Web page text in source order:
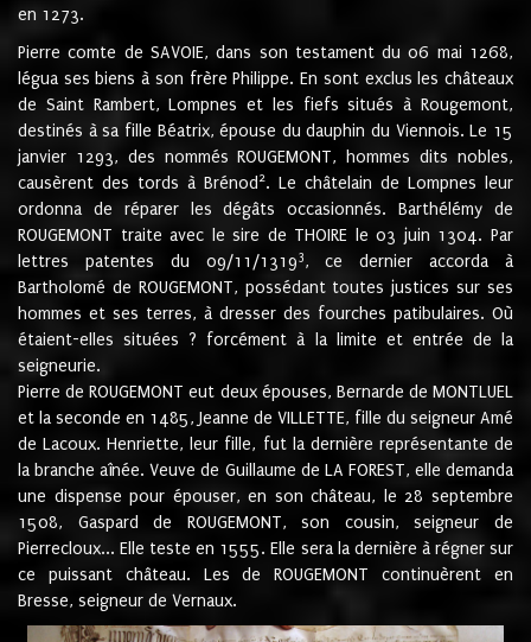
en 1273.
Pierre comte de SAVOIE, dans son testament du 06 mai 1268,
légua ses biens à son frère Philippe. En sont exclus les châteaux
de Saint Rambert, Lompnes et les fiefs situés à Rougemont,
destinés à sa fille Béatrix, épouse du dauphin du Viennois. Le 15
janvier 1293, des nommés ROUGEMONT, hommes dits nobles,
causèrent des tords à Brénod 2. Le châtelain de Lompnes leur
ordonna de réparer les dégâts occasionnés. Barthélémy de
ROUGEMONT traite avec le sire de THOIRE le 03 juin 1304. Par
lettres patentes du 09/11/13193, ce dernier accorda à
Bartholomé de ROUGEMONT, possédant toutes justices sur ses
hommes et ses terres, à dresser des fourches patibulaires. Où
étaient-elles situées ? forcément à la limite et entrée de la
seigneurie.
Pierre de ROUGEMONT eut deux épouses, Bernarde de MONTLUEL
et la seconde en 1485, Jeanne de VILLETTE, fille du seigneur Amé
de Lacoux. Henriette, leur fille, fut la dernière représentante de
la branche aînée. Veuve de Guillaume de LA FOREST, elle demanda
une dispense pour épouser, en son château, le 28 septembre
1508, Gaspard de ROUGEMONT, son cousin, seigneur de
Pierrecloux... Elle teste en 1555. Elle sera la dernière à régner sur
ce puissant château. Les de ROUGEMONT continuèrent en
Bresse, seigneur de Vernaux.